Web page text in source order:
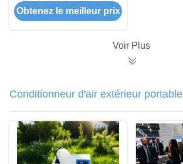
Evaporateur de tube à
Obtenez le meilleur prix
Voir Plus
Conditionneur d'air extérieur portable